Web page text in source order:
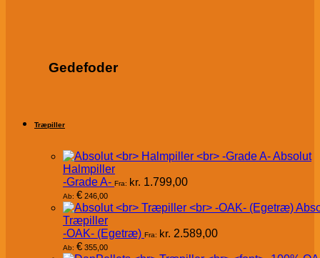
Gedefoder
Træpiller
Absolut
Halmpiller
-Grade A- Fra: kr. 1.799,00
Ab: € 246,00
Træpiller
-OAK- (Egetræ) Fra: kr. 2.589,00
Ab: € 355,00